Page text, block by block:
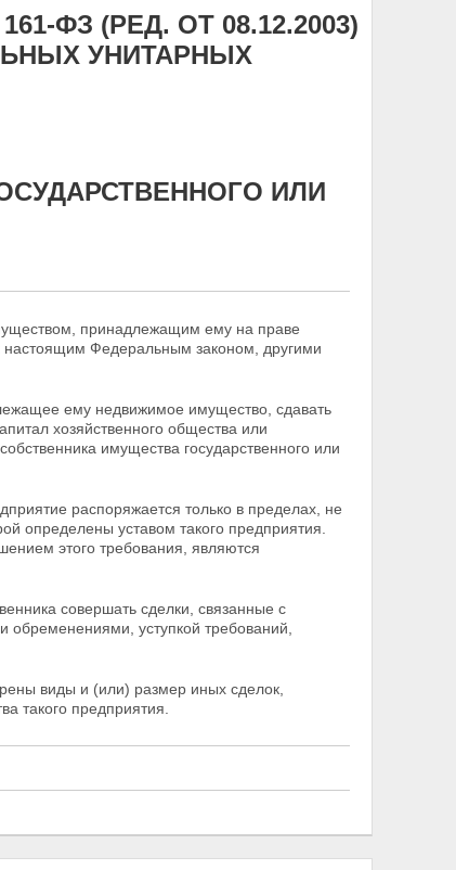
ФЗ (РЕД. ОТ 08.12.2003)
УНИТАРНЫХ
ИЛИ
принадлежащим ему на праве
настоящим Федеральным законом, другими
ему недвижимое имущество, сдавать
хозяйственного общества или
собственника имущества государственного или
распоряжается только в пределах, не
определены уставом такого предприятия.
этого требования, являются
совершать сделки, связанные с
обременениями, уступкой требований,
виды и (или) размер иных сделок,
такого предприятия.